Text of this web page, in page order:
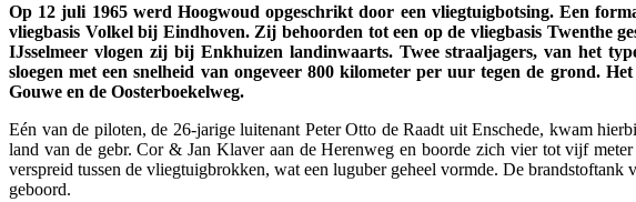
Op 12 juli 1965 werd Hoogwoud opgeschrikt door een vliegtuigbotsing. Een
vliegbasis Volkel bij Eindhoven. Zij behoorden tot een op de vliegbasis Twenthe
IJsselmeer vlogen zij bij Enkhuizen landinwaarts. Twee straaljagers, van het
sloegen met een snelheid van ongeveer 800 kilometer per uur tegen de grond.
Gouwe en de Oosterboekelweg.
Eén van de piloten, de 26-jarige luitenant Peter Otto de Raadt uit Enschede, kwam
land van de gebr. Cor & Jan Klaver aan de Herenweg en boorde zich vier tot vijf
verspreid tussen de vliegtuigbrokken, wat een luguber geheel vormde. De
geboord.